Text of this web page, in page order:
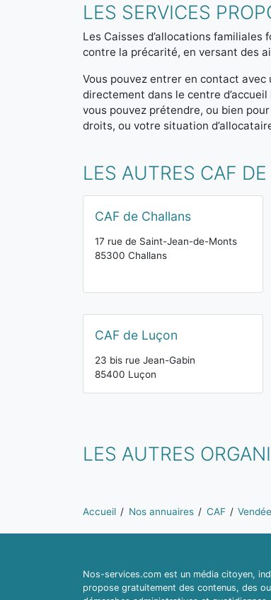
LES SERVICES
Les Caisses d’allocations
contre la précarité, en versant des
Vous pouvez entrer en contact avec
directement dans le centre
vous pouvez prétendre, ou bien
droits, ou votre situation
LES AUTRES CAF
CAF de Challans
17 rue de Saint-Jean-de-Monts
85300 Challans
CAF de Luçon
23 bis rue Jean-Gabin
85400 Luçon
LES AUTRES
Vous êtes ici:
Accueil Nos annuaires CAF Vendée
Nos-services.com est un média citoyen,
propose gratuitement des contenus, des